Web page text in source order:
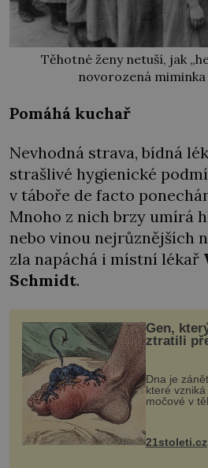
Těhotné ženy netuší, jak
novorozená
Pomáhá kuchař
Nevhodná strava, bídná
strašlivé hygienické
v táboře de facto
Mnoho z nich brzy umírá
nebo vinou nejrůznějších
zla napáchá i místní lékař
Schmidt.
Gen,
ztratili
mohl
„nemoci
Dna je
které
močové v
nohou, a
21stoleti.cz